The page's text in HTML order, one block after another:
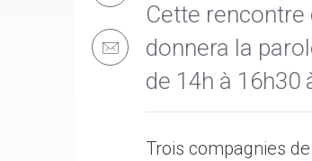
Cette
donnera la
de 14h à 16h30
Trois compagnies